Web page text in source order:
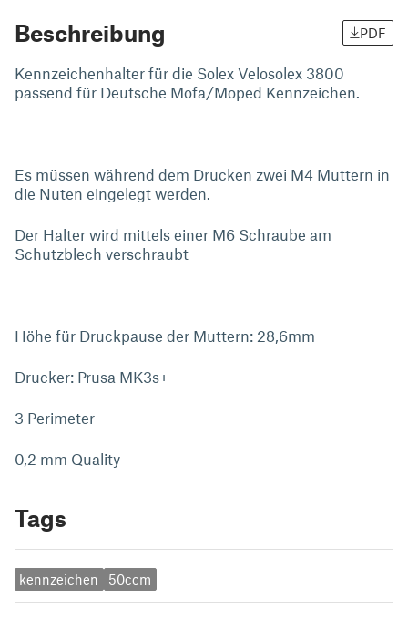
Beschreibung PDF
Kennzeichenhalter für die Solex Velosolex 3800
passend für Deutsche Mofa/Moped Kennzeichen.
Es müssen während dem Drucken zwei M4 Muttern in
die Nuten eingelegt werden.
Der Halter wird mittels einer M6 Schraube am
Schutzblech verschraubt
Höhe für Druckpause der Muttern: 28,6mm
Drucker: Prusa MK3s+
3 Perimeter
0,2 mm Quality
Tags
kennzeichen 50ccm